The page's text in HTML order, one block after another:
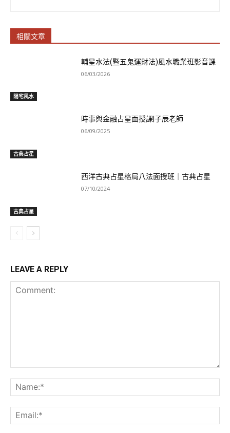
相關文章
陽宅風水
輔星水法(暨五鬼運財法)風水職業班影音課
06/03/2026
古典占星
時事與金融占星面授課|子辰老師
06/09/2025
古典占星
西洋古典占星格局八法面授班｜古典占星
07/10/2024
LEAVE A REPLY